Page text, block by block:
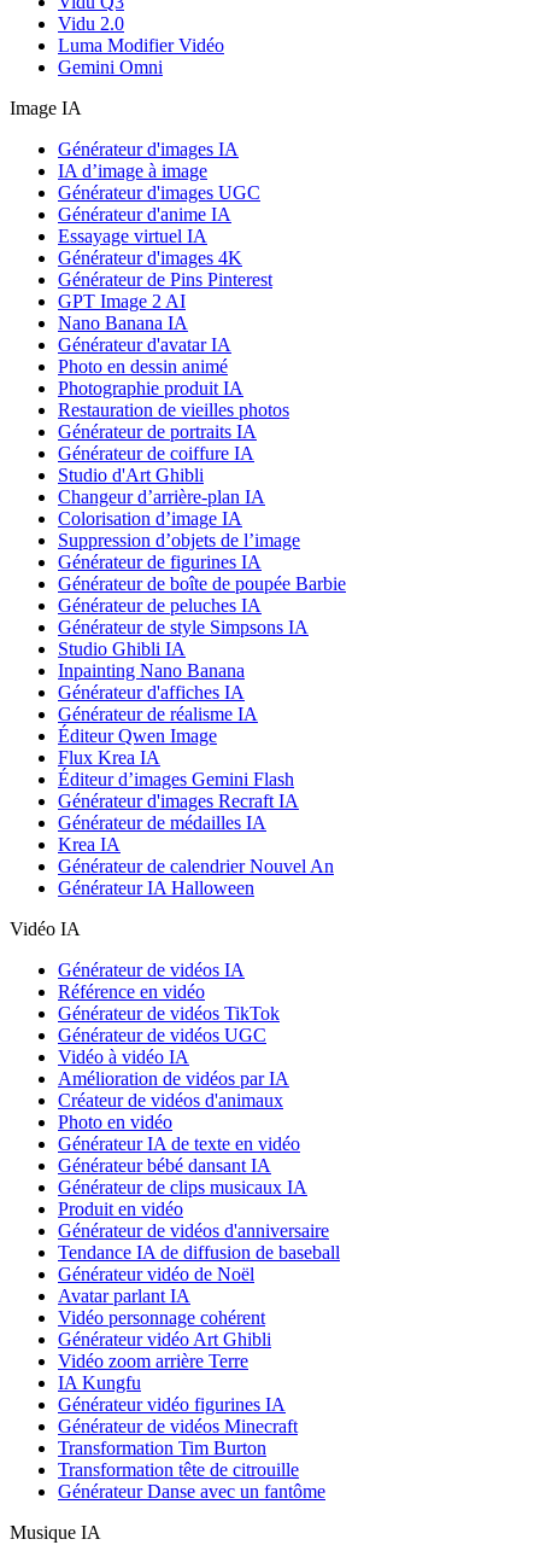
Vidu 2.0
Luma Modifier Vidéo
Gemini Omni
Image IA
Générateur d'images IA
IA d’image à image
Générateur d'images UGC
Générateur d'anime IA
Essayage virtuel IA
Générateur d'images 4K
Générateur de Pins Pinterest
GPT Image 2 AI
Nano Banana IA
Générateur d'avatar IA
Photo en dessin animé
Photographie produit IA
Restauration de vieilles photos
Générateur de portraits IA
Générateur de coiffure IA
Studio d'Art Ghibli
Changeur d’arrière-plan IA
Colorisation d’image IA
Suppression d’objets de l’image
Générateur de figurines IA
Générateur de boîte de poupée Barbie
Générateur de peluches IA
Générateur de style Simpsons IA
Studio Ghibli IA
Inpainting Nano Banana
Générateur d'affiches IA
Générateur de réalisme IA
Éditeur Qwen Image
Flux Krea IA
Éditeur d’images Gemini Flash
Générateur d'images Recraft IA
Générateur de médailles IA
Krea IA
Générateur de calendrier Nouvel An
Générateur IA Halloween
Vidéo IA
Générateur de vidéos IA
Référence en vidéo
Générateur de vidéos TikTok
Générateur de vidéos UGC
Vidéo à vidéo IA
Amélioration de vidéos par IA
Créateur de vidéos d'animaux
Photo en vidéo
Générateur IA de texte en vidéo
Générateur bébé dansant IA
Générateur de clips musicaux IA
Produit en vidéo
Générateur de vidéos d'anniversaire
Tendance IA de diffusion de baseball
Générateur vidéo de Noël
Avatar parlant IA
Vidéo personnage cohérent
Générateur vidéo Art Ghibli
Vidéo zoom arrière Terre
IA Kungfu
Générateur vidéo figurines IA
Générateur de vidéos Minecraft
Transformation Tim Burton
Transformation tête de citrouille
Générateur Danse avec un fantôme
Musique IA